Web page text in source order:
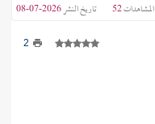
المشاهدات52 تاريخ النشر2026-07-08
2